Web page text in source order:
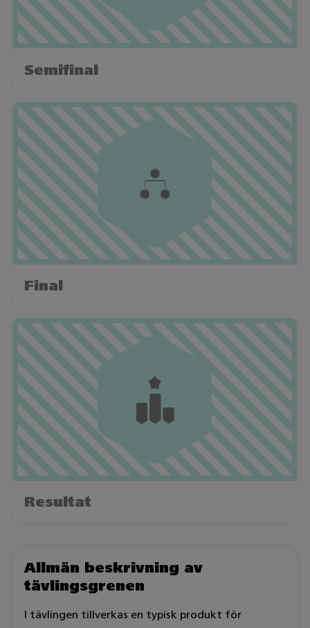
Semifinal
Final
Resultat
Allmän beskrivning av
tävlingsgrenen
I tävlingen tillverkas en typisk produkt för